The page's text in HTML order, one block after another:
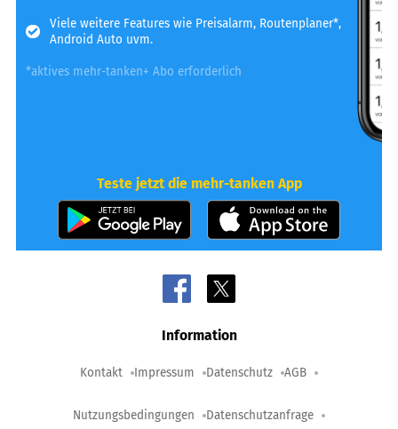
Viele weitere Features wie Preisalarm, Routenplaner*,
Android Auto uvm.
*aktives mehr-tanken+ Abo erforderlich
Teste jetzt die mehr-tanken App
Information
Kontakt Impressum Datenschutz AGB
Nutzungsbedingungen Datenschutzanfrage